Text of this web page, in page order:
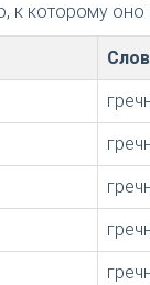
к которому оно